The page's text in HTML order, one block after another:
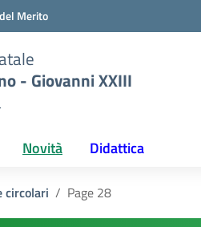
Merito
- Giovanni XXIII
Novità Didattica
circolari Page 28